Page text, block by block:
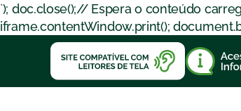
`); doc.close();// Espera o conteúdo
iframe.contentWindow.print();